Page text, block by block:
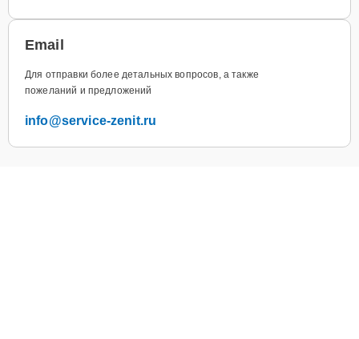
Email
Для отправки более детальных вопросов, а также
пожеланий и предложений
info@service-zenit.ru